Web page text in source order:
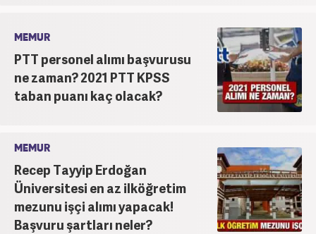
MEMUR
PTT personel alımı başvurusu
ne zaman? 2021 PTT KPSS
taban puanı kaç olacak?
MEMUR
Recep Tayyip Erdoğan
Üniversitesi en az ilköğretim
mezunu işçi alımı yapacak!
Başvuru şartları neler?